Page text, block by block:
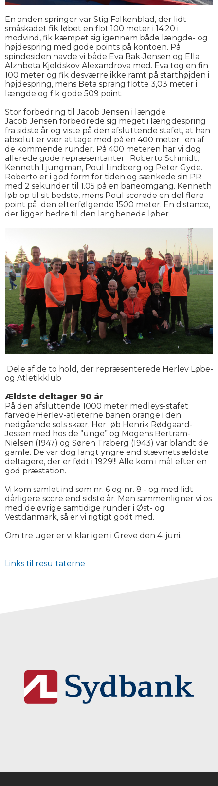
En anden springer var Stig Falkenblad, der lidt
småskadet fik løbet en flot 100 meter i 14.20 i
modvind, fik kæmpet sig igennem både længde- og
højdespring med gode points på kontoen. På
spindesiden havde vi både Eva Bak-Jensen og Ella
Alzhbeta Kjeldskov Alexandrova med. Eva tog en fin
100 meter og fik desværre ikke ramt på starthøjden i
højdespring, mens Beta sprang flotte 3,03 meter i
længde og fik gode 509 point.
Stor forbedring til Jacob Jensen i længde
Jacob Jensen forbedrede sig meget i længdespring
fra sidste år og viste på den afsluttende stafet, at han
absolut er vær at tage med på en 400 meter i en af
de kommende runder. På 400 meteren har vi dog
allerede gode repræsentanter i Roberto Schmidt,
Kenneth Ljungman, Poul Lindberg og Peter Gyde.
Roberto er i god form for tiden og sænkede sin PR
med 2 sekunder til 1.05 på en baneomgang. Kenneth
løb op til sit bedste, mens Poul scorede en del flere
point på den efterfølgende 1500 meter. En distance,
der ligger bedre til den langbenede løber.
Dele af de to hold, der repræsenterede Herlev Løbe-
og Atletikklub
Ældste deltager 90 år
På den afsluttende 1000 meter medleys-stafet
farvede Herlev-atleterne banen orange i den
nedgående sols skær. Her løb Henrik Rødgaard-
Jessen med hos de ”unge” og Mogens Bertram-
Nielsen (1947) og Søren Traberg (1943) var blandt de
gamle. De var dog langt yngre end stævnets ældste
deltagere, der er født i 1929!!! Alle kom i mål efter en
god præstation.
Vi kom samlet ind som nr. 6 og nr. 8 - og med lidt
dårligere score end sidste år. Men sammenligner vi os
med de øvrige samtidige runder i Øst- og
Vestdanmark, så er vi rigtigt godt med.
Om tre uger er vi klar igen i Greve den 4. juni.
Links til resultaterne